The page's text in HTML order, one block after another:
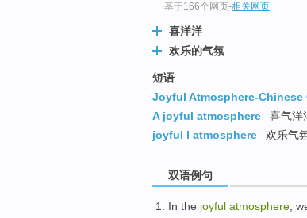
基于166个网页-相关网页
喜洋洋
欢乐的气氛
短语
Joyful Atmosphere-Chinese
A joyful atmosphere
喜气洋
joyful l atmosphere
欢乐气
双语例句
In the joyful atmosphere,